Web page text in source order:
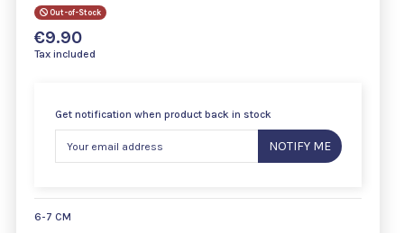
Out-of-Stock
€9.90
Tax included
Get notification when product back in stock
NOTIFY ME
6-7 CM